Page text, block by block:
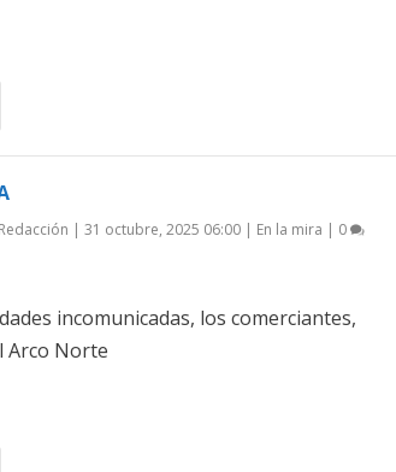
Redacción | 31 octubre, 2025 06:00| En la mira | 0
incomunicadas, los comerciantes,
Arco Norte